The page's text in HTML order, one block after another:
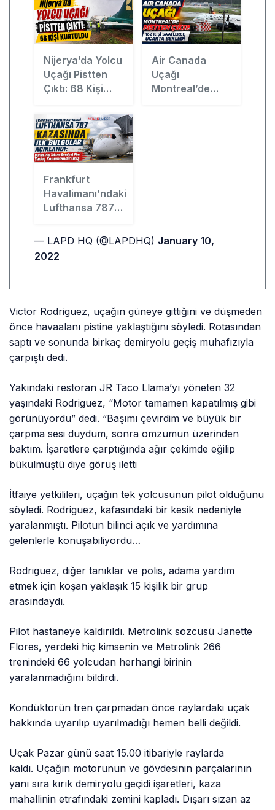
Nijerya’da Yolcu
Uçağı Pistten
Çıktı: 68 Kişi
Air Canada
Uçağı
Montreal’de
Frankfurt
Havalimanı’ndaki
Lufthansa 787
Bulgular
Açıklandı: Burun
Yanlış
Konumlandırılmış
— LAPD HQ (@LAPDHQ) January 10,
2022
Victor Rodriguez, uçağın güneye gittiğini ve düşmeden
önce havaalanı pistine yaklaştığını söyledi. Rotasından
saptı ve sonunda birkaç demiryolu geçiş muhafızıyla
çarpıştı dedi.
Yakındaki restoran JR Taco Llama’yı yöneten 32
yaşındaki Rodriguez, “Motor tamamen kapatılmış gibi
görünüyordu” dedi. “Başımı çevirdim ve büyük bir
çarpma sesi duydum, sonra omzumun üzerinden
baktım. İşaretlere çarptığında ağır çekimde eğilip
bükülmüştü diye görüş iletti
İtfaiye yetkilileri, uçağın tek yolcusunun pilot olduğunu
söyledi. Rodriguez, kafasındaki bir kesik nedeniyle
yaralanmıştı. Pilotun bilinci açık ve yardımına
gelenlerle konuşabiliyordu…
Rodriguez, diğer tanıklar ve polis, adama yardım
etmek için koşan yaklaşık 15 kişilik bir grup
arasındaydı.
Pilot hastaneye kaldırıldı. Metrolink sözcüsü Janette
Flores, yerdeki hiç kimsenin ve Metrolink 266
trenindeki 66 yolcudan herhangi birinin
yaralanmadığını bildirdi.
Kondüktörün tren çarpmadan önce raylardaki uçak
hakkında uyarılıp uyarılmadığı hemen belli değildi.
Uçak Pazar günü saat 15.00 itibariyle raylarda
kaldı. Uçağın motorunun ve gövdesinin parçalarının
yanı sıra kırık demiryolu geçidi işaretleri, kaza
mahallinin etrafındaki zemini kapladı. Dışarı sızan az